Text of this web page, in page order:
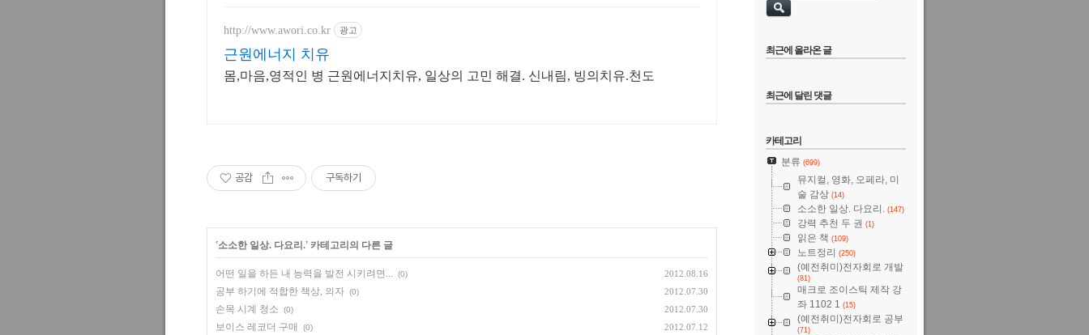
http://www.awori.co.kr 광고
근원에너지 치유
몸,마음,영적인 병 근원에너지치유, 일상의 고민 해결. 신내림, 빙의치유.천도
공감 구독하기
'소소한 일상. 다요리.' 카테고리의 다른 글
어떤 일을 하든 내 능력을 발전 시키려면... (0) 2012.08.16
공부 하기에 적합한 책상, 의자 (0) 2012.07.30
손목 시계 청소 (0) 2012.07.30
보이스 레코더 구매 (0) 2012.07.12
최근에 올라온 글
최근에 달린 댓글
카테고리
분류 (699)
뮤지컬, 영화, 오페라, 미
술 감상 (14)
소소한 일상. 다요리. (147)
강력 추천 두 권 (1)
읽은 책 (109)
노트정리 (250)
(예전취미)전자회로 개발
(81)
매크로 조이스틱 제작 강
좌 1102 1 (15)
(예전취미)전자회로 공부
(71)